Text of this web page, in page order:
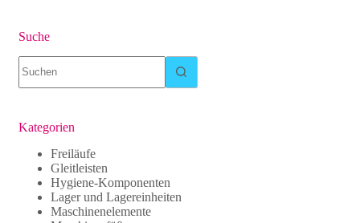
Suche
Ergebnisse
Kategorien
Freiläufe
Gleitleisten
Hygiene-Komponenten
Lager und Lagereinheiten
Maschinenelemente